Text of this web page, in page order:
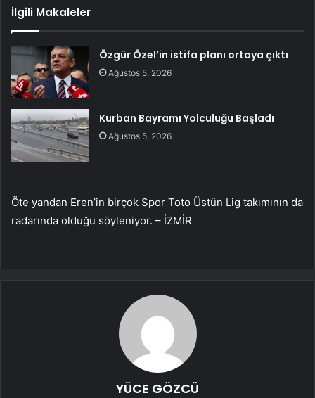
İlgili Makaleler
Özgür Özel’in istifa planı ortaya çıktı
Ağustos 5, 2026
Kurban Bayramı Yolculuğu Başladı
Ağustos 5, 2026
Öte yandan Eren’in birçok Spor Toto Üstün Lig takımının da
radarında olduğu söyleniyor. – İZMİR
YÜCE GÖZCÜ